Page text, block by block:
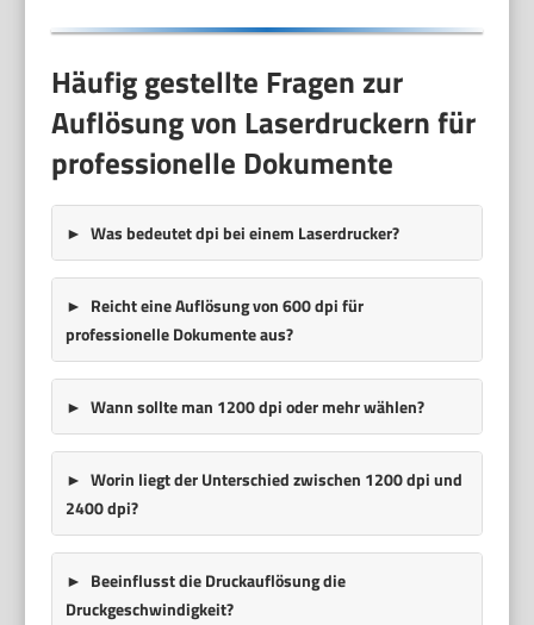
Häufig gestellte Fragen zur
Auflösung von Laserdruckern für
professionelle Dokumente
Was bedeutet dpi bei einem Laserdrucker?
Reicht eine Auflösung von 600 dpi für
professionelle Dokumente aus?
Wann sollte man 1200 dpi oder mehr wählen?
Worin liegt der Unterschied zwischen 1200 dpi und
2400 dpi?
Beeinflusst die Druckauflösung die
Druckgeschwindigkeit?